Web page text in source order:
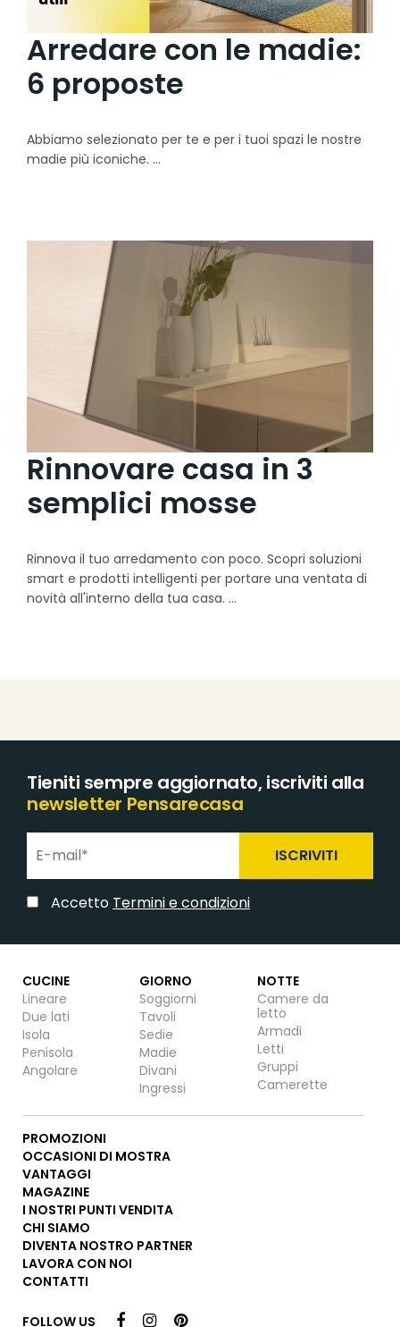
Arredare con le madie:
6 proposte
Abbiamo selezionato per te e per i tuoi spazi le nostre
madie più iconiche.
Rinnovare casa in 3
semplici mosse
Rinnova il tuo arredamento con poco. Scopri soluzioni
smart e prodotti intelligenti per portare una ventata di
novità all'interno della tua casa.
Tieniti sempre aggiornato, iscriviti alla
newsletter Pensarecasa
ISCRIVITI
Accetto Termini e condizioni
CUCINE
Lineare
Due lati
Isola
Penisola
Angolare
GIORNO
Soggiorni
Tavoli
Sedie
Madie
Divani
Ingressi
NOTTE
Camere da
letto
Armadi
Letti
Gruppi
Camerette
PROMOZIONI
OCCASIONI DI MOSTRA
VANTAGGI
MAGAZINE
I NOSTRI PUNTI VENDITA
CHI SIAMO
DIVENTA NOSTRO PARTNER
LAVORA CON NOI
CONTATTI
FOLLOW US